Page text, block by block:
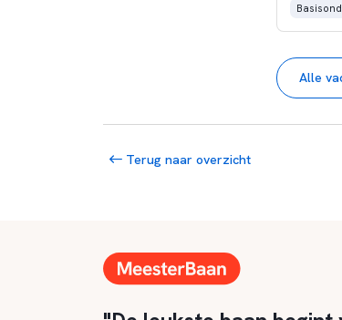
Alle
Terug naar overzicht